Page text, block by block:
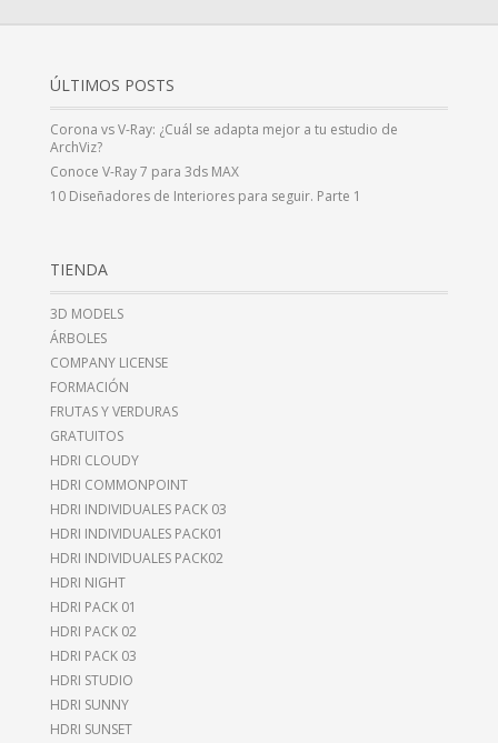
ÚLTIMOS POSTS
Corona vs V-Ray: ¿Cuál se adapta mejor a tu estudio de
ArchViz?
Conoce V-Ray 7 para 3ds MAX
10 Diseñadores de Interiores para seguir. Parte 1
TIENDA
3D MODELS
ÁRBOLES
COMPANY LICENSE
FORMACIÓN
FRUTAS Y VERDURAS
GRATUITOS
HDRI CLOUDY
HDRI COMMONPOINT
HDRI INDIVIDUALES PACK 03
HDRI INDIVIDUALES PACK01
HDRI INDIVIDUALES PACK02
HDRI NIGHT
HDRI PACK 01
HDRI PACK 02
HDRI PACK 03
HDRI STUDIO
HDRI SUNNY
HDRI SUNSET